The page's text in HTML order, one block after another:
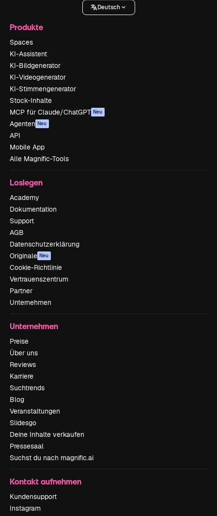
Deutsch
Produkte
Spaces
KI-Assistent
KI-Bildgenerator
KI-Videogenerator
KI-Stimmengenerator
Stock-Inhalte
MCP für Claude/ChatGPT Neu
Agenten Neu
API
Mobile App
Alle Magnific-Tools
Loslegen
Academy
Dokumentation
Support
AGB
Datenschutzerklärung
Originale Neu
Cookie-Richtlinie
Vertrauenszentrum
Partner
Unternehmen
Unternehmen
Preise
Über uns
Reviews
Karriere
Suchtrends
Blog
Veranstaltungen
Slidesgo
Deine Inhalte verkaufen
Pressesaal
Suchst du nach magnific.ai
Kontakt aufnehmen
Kundensupport
Instagram